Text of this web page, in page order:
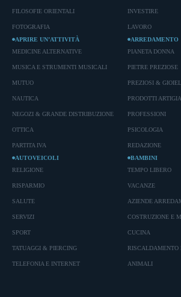
FILOSOFIE ORIENTALI
FOTOGRAFIA
INVESTIRE
LAVORO
APRIRE UN’ATTIVITÀ
MEDICINE ALTERNATIVE
MUSICA E STRUMENTI MUSICALI
MUTUO
NAUTICA
NEGOZI & GRANDE DISTRIBUZIONE
OTTICA
PARTITA IVA
ARREDAMENTO
PIANETA DONNA
PIETRE PREZIOSE
PREZIOSI &
PRODOTTI
PROFESSIONI
PSICOLOGIA
REDAZIONE
AUTOVEICOLI
RELIGIONE
RISPARMIO
SALUTE
SERVIZI
SPORT
TATUAGGI & PIERCING
TELEFONIA E INTERNET
BAMBINI
TEMPO LIBERO
VACANZE
AZIENDE
COSTRUZIONE E
CUCINA
RISCALDAMENTO
ANIMALI